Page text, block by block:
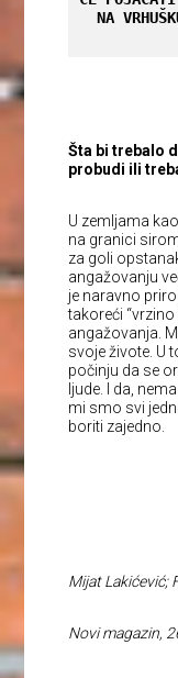
NA
Šta bi trebalo
probudi ili
U zemljama
na granici
za goli
angažovanju
je naravno
takoreći
angažovanja.
svoje živote. U
počinju da se
ljude. I da,
mi smo svi
boriti zajedno.
Mijat Lakićević;
Novi magazin,